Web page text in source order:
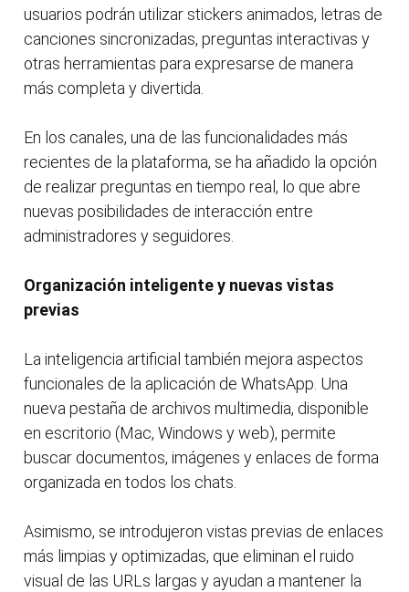
usuarios podrán utilizar stickers animados, letras de
canciones sincronizadas, preguntas interactivas y
otras herramientas para expresarse de manera
más completa y divertida.
En los canales, una de las funcionalidades más
recientes de la plataforma, se ha añadido la opción
de realizar preguntas en tiempo real, lo que abre
nuevas posibilidades de interacción entre
administradores y seguidores.
Organización inteligente y nuevas vistas
previas
La inteligencia artificial también mejora aspectos
funcionales de la aplicación de WhatsApp. Una
nueva pestaña de archivos multimedia, disponible
en escritorio (Mac, Windows y web), permite
buscar documentos, imágenes y enlaces de forma
organizada en todos los chats.
Asimismo, se introdujeron vistas previas de enlaces
más limpias y optimizadas, que eliminan el ruido
visual de las URLs largas y ayudan a mantener la